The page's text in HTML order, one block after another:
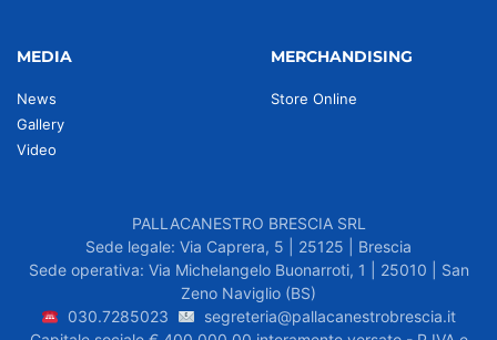
MEDIA
News
Gallery
Video
MERCHANDISING
Store Online
PALLACANESTRO BRESCIA SRL
Sede legale: Via Caprera, 5 | 25125 | Brescia
Sede operativa: Via Michelangelo Buonarroti, 1 | 25010 | San
Zeno Naviglio (BS)
030.7285023
segreteria@pallacanestrobrescia.it